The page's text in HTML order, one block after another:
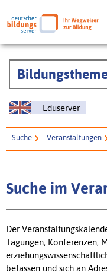
Eduserver
Suche Veranstaltungen
Suche im
Der
Tagungen, Konferenzen,
befassen und sich an